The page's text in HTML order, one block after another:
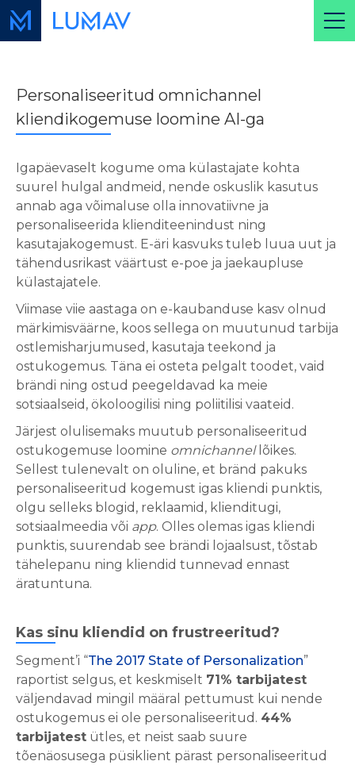
Personaliseeritud omnichannel
kliendikogemuse loomine AI-ga
Igapäevaselt kogume oma külastajate kohta
suurel hulgal andmeid, nende oskuslik kasutus
annab aga võimaluse olla innovatiivne ja
personaliseerida klienditeenindust ning
kasutajakogemust. E-äri kasvuks tuleb luua uut ja
tähendusrikast väärtust e-poe ja jaekaupluse
külastajatele.
Viimase viie aastaga on e-kaubanduse kasv olnud
märkimisväärne, koos sellega on muutunud tarbija
ostlemisharjumused, kasutaja teekond ja
ostukogemus. Täna ei osteta pelgalt toodet, vaid
brändi ning ostud peegeldavad ka meie
sotsiaalseid, ökoloogilisi ning poliitilisi vaateid.
Järjest olulisemaks muutub personaliseeritud
ostukogemuse loomine omnichannellõikes.
Sellest tulenevalt on oluline, et bränd pakuks
personaliseeritud kogemust igas kliendi punktis,
olgu selleks blogid, reklaamid, klienditugi,
sotsiaalmeedia või app. Olles olemas igas kliendi
punktis, suurendab see brändi lojaalsust, tõstab
tähelepanu ning kliendid tunnevad ennast
äratuntuna.
Kas sinu kliendid on frustreeritud?
Segment’i “The 2017 State of Personalization”
raportist selgus, et keskmiselt 71% tarbijatest
väljendavad mingil määral pettumust kui nende
ostukogemus ei ole personaliseeritud. 44%
tarbijatest ütles, et neist saab suure
tõenäosusega püsiklient pärast personaliseeritud